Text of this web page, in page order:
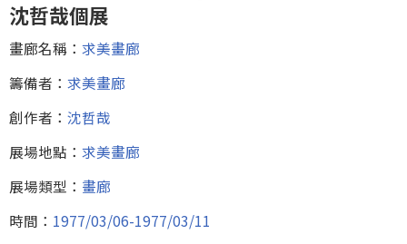
沈哲哉個展
畫廊名稱： 求美畫廊
籌備者： 求美畫廊
創作者： 沈哲哉
展場地點： 求美畫廊
展場類型： 畫廊
時間： 1977/03/06-1977/03/11